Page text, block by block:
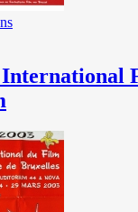
International